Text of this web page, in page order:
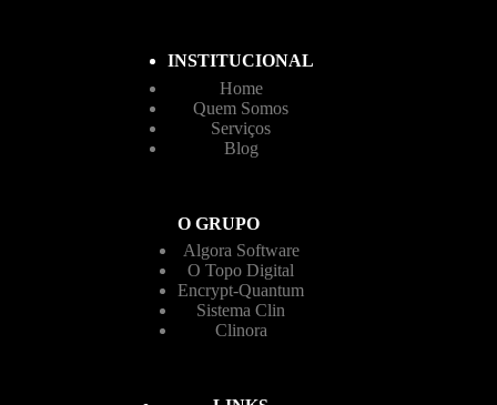
INSTITUCIONAL
Home
Quem Somos
Serviços
Blog
O GRUPO
Algora Software
O Topo Digital
Encrypt-Quantum
Sistema Clin
Clinora